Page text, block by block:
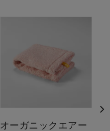
オーガニックエアー